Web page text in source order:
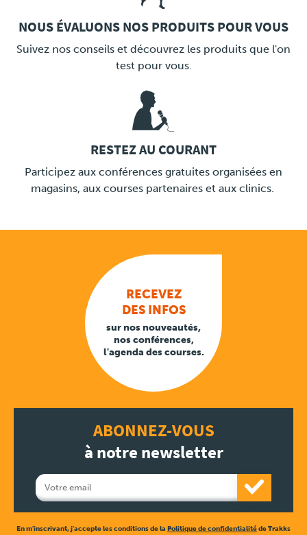
LINK
NOUS ÉVALUONS NOS PRODUITS POUR VOUS
Suivez nos conseils et découvrez les produits que l'on
test pour vous.
RESTEZ AU COURANT
Participez aux conférences gratuites organisées en
magasins, aux courses partenaires et aux clinics.
RECEVEZ
DES INFOS
sur nos nouveautés,
nos conférences,
l'agenda des courses.
ABONNEZ-VOUS
à notre newsletter
En m'inscrivant, j'accepte les conditions de la Politique de confidentialitéde Trakks